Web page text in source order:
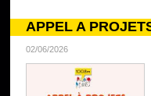
APPEL A
02/06/2026